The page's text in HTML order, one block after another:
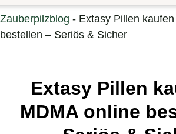
Zauberpilzblog - Extasy Pillen
bestellen – Seriös & Sicher
Extasy Pillen
MDMA online